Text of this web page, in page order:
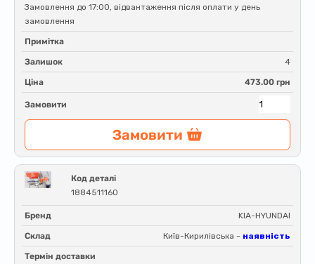
Замовлення до 17:00, відвантаження після оплати у день
замовлення
Примітка
Залишок 4
Ціна 473.00 грн
Замовити
Замовити
Код деталі
1884511160
Бренд KIA-HYUNDAI
Склад Київ-Кирилівська - наявність
Термін доставки